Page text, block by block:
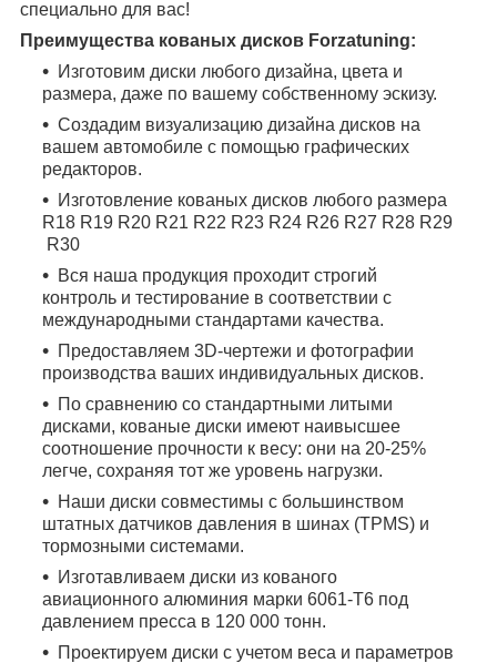
специально для вас!
Преимущества кованых дисков Forzatuning:
Изготовим диски любого дизайна, цвета и
размера, даже по вашему собственному эскизу.
Создадим визуализацию дизайна дисков на
вашем автомобиле с помощью графических
редакторов.
Изготовление кованых дисков любого размера
R18 R19 R20 R21 R22 R23 R24 R26 R27 R28 R29
R30
Вся наша продукция проходит строгий
контроль и тестирование в соответствии с
международными стандартами качества.
Предоставляем 3D-чертежи и фотографии
производства ваших индивидуальных дисков.
По сравнению со стандартными литыми
дисками, кованые диски имеют наивысшее
соотношение прочности к весу: они на 20-25%
легче, сохраняя тот же уровень нагрузки.
Наши диски совместимы с большинством
штатных датчиков давления в шинах (TPMS) и
тормозными системами.
Изготавливаем диски из кованого
авиационного алюминия марки 6061-T6 под
давлением пресса в 120 000 тонн.
Проектируем диски с учетом веса и параметров